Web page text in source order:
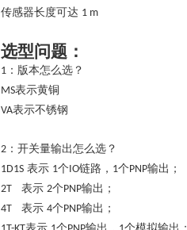
传感器长度可达 1 m
选型问题：
1 ：版本怎么选？
MS表示黄铜
VA表示不锈钢
2 ：开关量输出怎么选？
1D1S 表示 1个IO链路， 1个PNP输出；
2T
表示 2个PNP输出；
4T
表示 4个PNP输出；